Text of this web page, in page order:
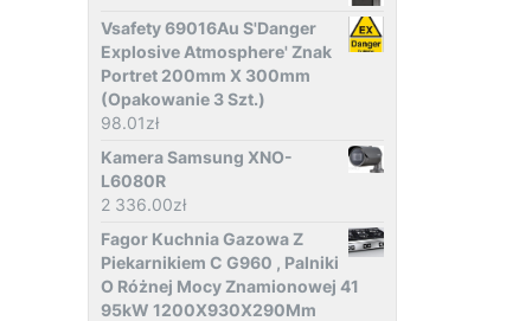
Vsafety 69016Au S'Danger
Explosive Atmosphere' Znak
Portret 200mm X 300mm
(Opakowanie 3 Szt.)
98.01zł
Kamera Samsung XNO-
L6080R
2 336.00zł
Fagor Kuchnia Gazowa Z
Piekarnikiem C G960 , Palniki
O Różnej Mocy Znamionowej 41
95kW 1200X930X290Mm